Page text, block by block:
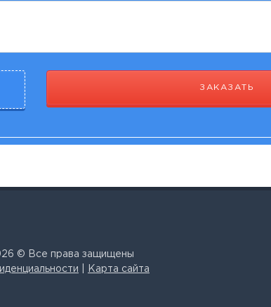
ЗАКАЗАТЬ
© Все права защищены
Карта сайта